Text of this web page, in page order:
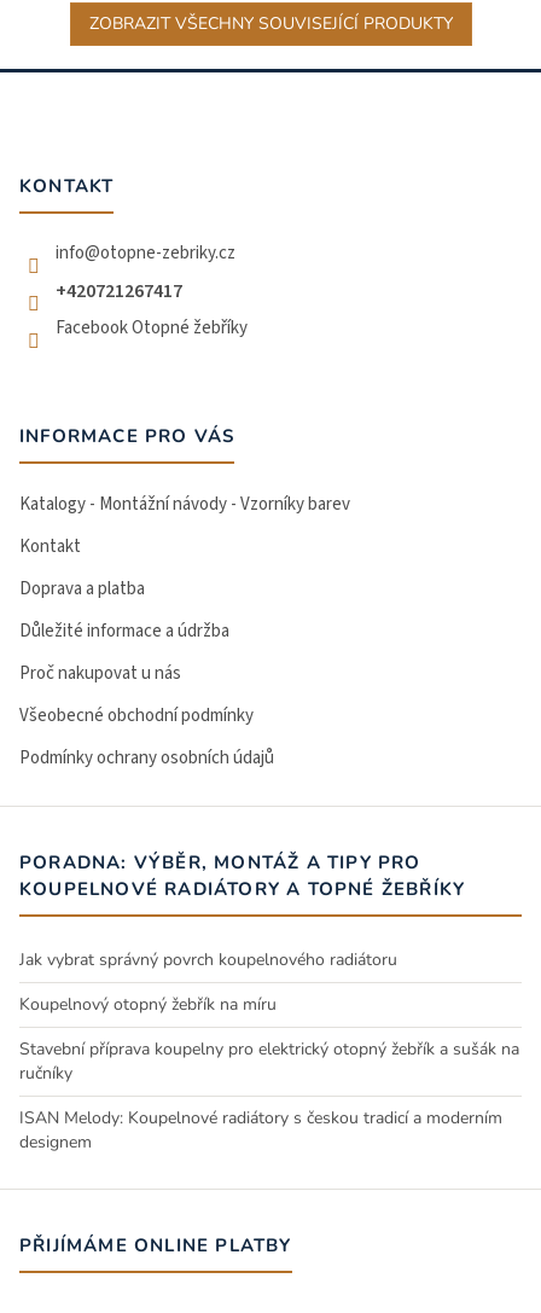
ZOBRAZIT VŠECHNY SOUVISEJÍCÍ PRODUKTY
Z
KONTAKT
info@otopne-zebriky.cz
+420721267417
Facebook Otopné žebříky
INFORMACE PRO VÁS
Katalogy - Montážní návody - Vzorníky barev
Kontakt
Doprava a platba
Důležité informace a údržba
Proč nakupovat u nás
Všeobecné obchodní podmínky
Podmínky ochrany osobních údajů
PORADNA: VÝBĚR, MONTÁŽ A TIPY PRO
KOUPELNOVÉ RADIÁTORY A TOPNÉ ŽEBŘÍKY
Jak vybrat správný povrch koupelnového radiátoru
Koupelnový otopný žebřík na míru
Stavební příprava koupelny pro elektrický otopný žebřík a sušák na
ručníky
ISAN Melody: Koupelnové radiátory s českou tradicí a moderním
designem
PŘIJÍMÁME ONLINE PLATBY